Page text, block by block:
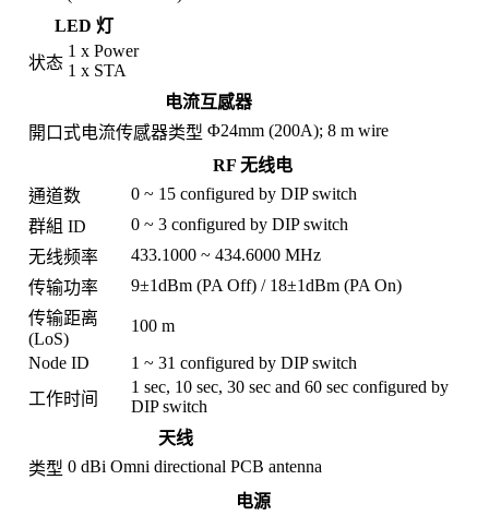
LED 灯
状态
1 x Power
1 x STA
电流互感器
開口式电流传感器类型 Φ24mm (200A); 8 m wire
RF 无线电
通道数
0 ~ 15 configured by DIP switch
群組 ID
0 ~ 3 configured by DIP switch
无线频率
433.1000 ~ 434.6000 MHz
传输功率
9±1dBm (PA Off) / 18±1dBm (PA On)
传输距离
(LoS)
100 m
Node ID
1 ~ 31 configured by DIP switch
工作时间
1 sec, 10 sec, 30 sec and 60 sec configured by
DIP switch
天线
类型 0 dBi Omni directional PCB antenna
电源